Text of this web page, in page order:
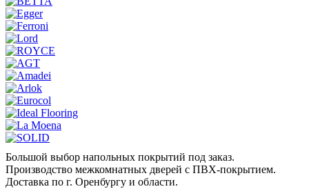
Большой выбор напольных покрытий под заказ.
Производство межкомнатных дверей с ПВХ-покрытием.
Доставка по г. Оренбургу и области.